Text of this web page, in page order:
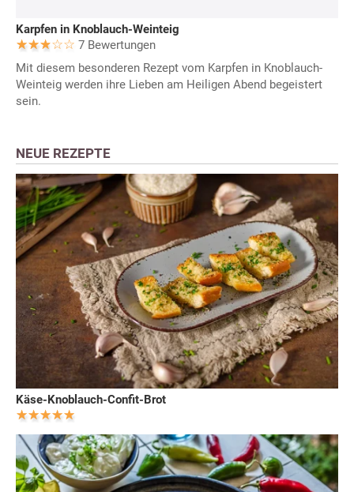
Karpfen in Knoblauch-Weinteig
7 Bewertungen
Mit diesem besonderen Rezept vom Karpfen in Knoblauch-
Weinteig werden ihre Lieben am Heiligen Abend begeistert
sein.
NEUE REZEPTE
Käse-Knoblauch-Confit-Brot